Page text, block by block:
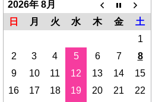
2026年 8月
日
月 火 水 木 金
土
1
2
3 4 5 6 7
8
9
10 11 12 13 14
15
16
17 18 19 20 21 22